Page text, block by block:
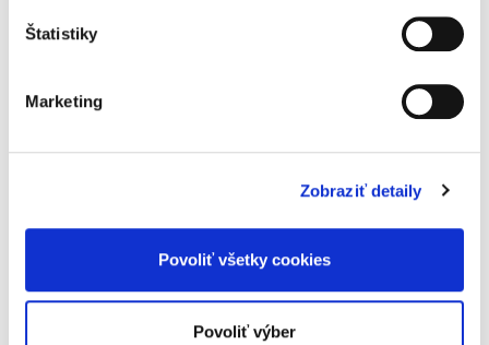
Štatistiky
Marketing
Zobraziť detaily
Povoliť všetky cookies
Povoliť výber
disciplínou upravujúcou množinu právnych
vzťahov týkajúcich sa insolvenčného konania s
Komentár. 2.
vydanie
2. VYDANIE